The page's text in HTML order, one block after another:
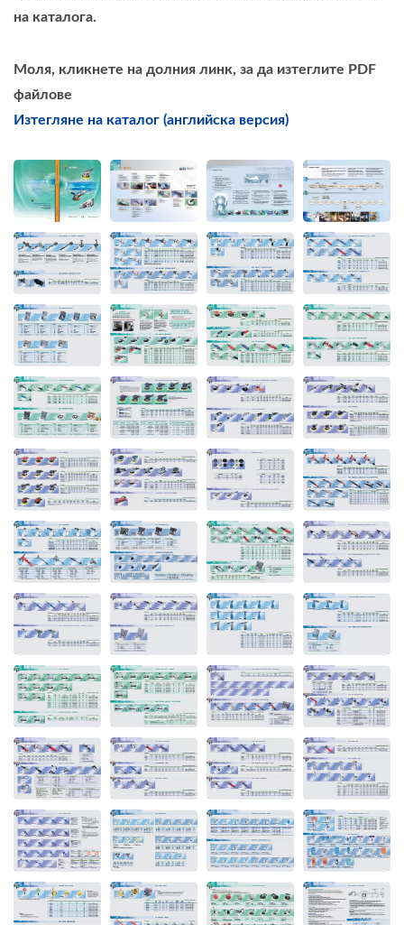
на каталога.
Моля, кликнете на долния линк, за да изтеглите PDF
файлове
Изтегляне на каталог (английска версия)